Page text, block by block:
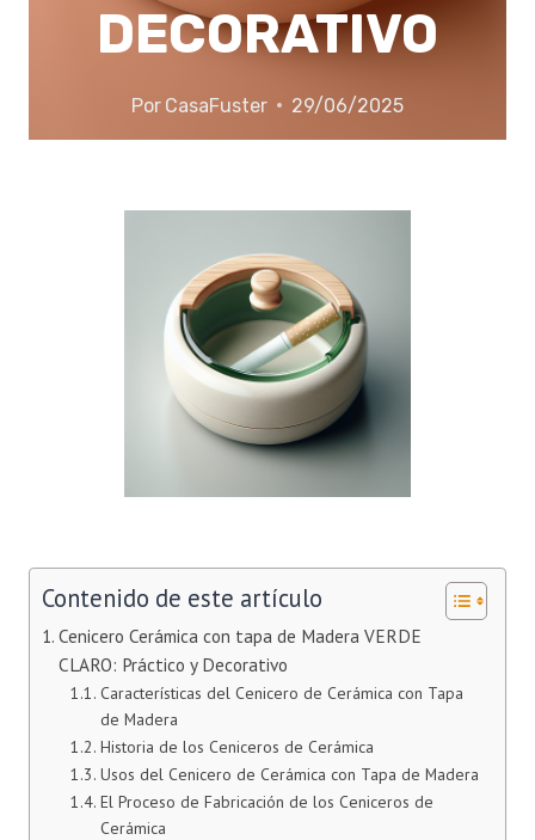
DECORATIVO
Por CasaFuster 29/06/2025
Contenido de este artículo
Cenicero Cerámica con tapa de Madera VERDE
CLARO: Práctico y Decorativo
Características del Cenicero de Cerámica con Tapa
de Madera
Historia de los Ceniceros de Cerámica
Usos del Cenicero de Cerámica con Tapa de Madera
El Proceso de Fabricación de los Ceniceros de
Cerámica